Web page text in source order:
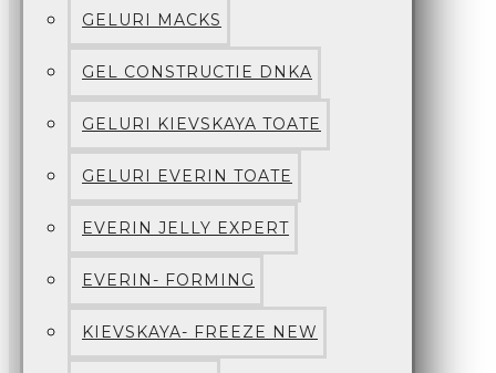
GELURI MACKS
GEL CONSTRUCTIE DNKA
GELURI KIEVSKAYA TOATE
GELURI EVERIN TOATE
EVERIN JELLY EXPERT
EVERIN- FORMING
KIEVSKAYA- FREEZE NEW